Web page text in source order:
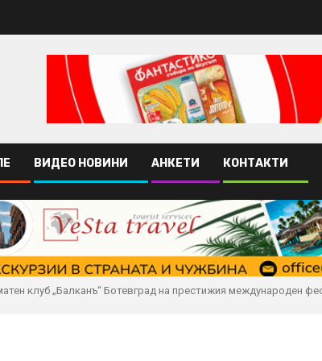
ВИДЕО НОВИНИ АНКЕТИ КОНТАКТИ
клуб „Балканъ“ Ботевград на престижия международен